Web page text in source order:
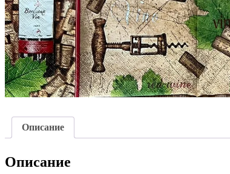
Описание
Описание